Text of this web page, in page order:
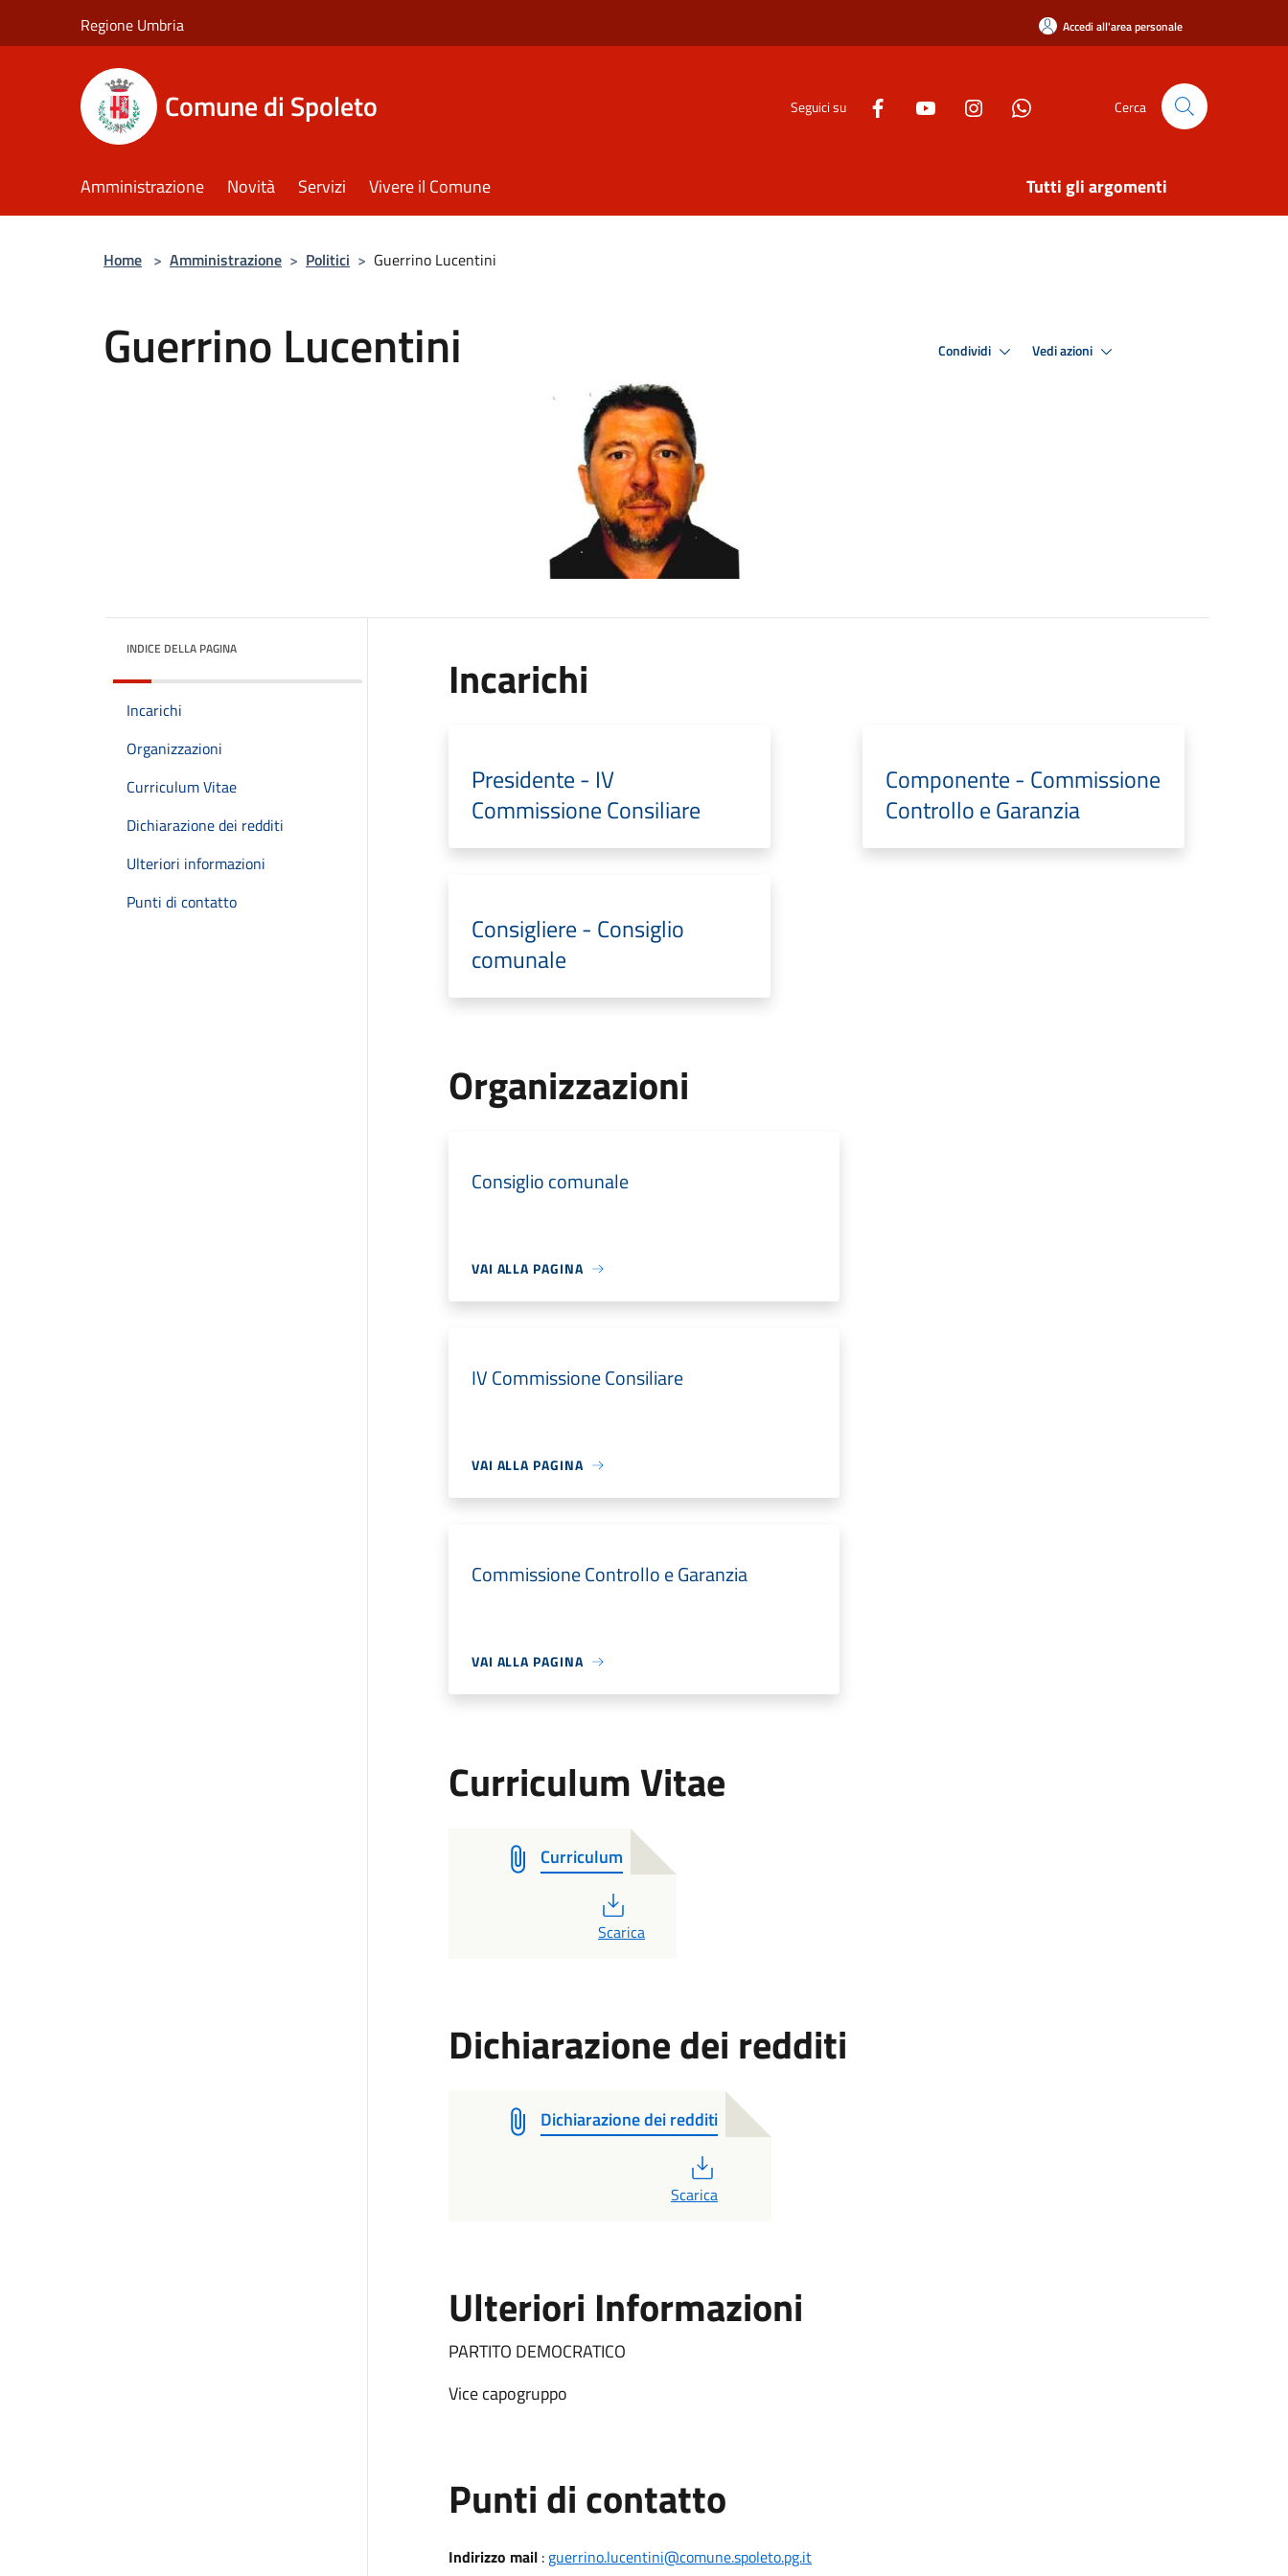
Regione Umbria Accedi all'area personale
Comune di Spoleto Seguici su Cerca
Amministrazione Novità Servizi Vivere il Comune Tutti gli argomenti
Home > Amministrazione > Politici > Guerrino Lucentini
Guerrino Lucentini Condividi Vedi azioni
INDICE DELLA PAGINA
Incarichi
Organizzazioni
Curriculum Vitae
Dichiarazione dei redditi
Ulteriori informazioni
Punti di contatto
Incarichi
Presidente - IV
Commissione Consiliare
Componente - Commissione
Controllo e Garanzia
Consigliere - Consiglio
comunale
Organizzazioni
Consiglio comunale
VAI ALLA PAGINA
IV Commissione Consiliare
VAI ALLA PAGINA
Commissione Controllo e Garanzia
VAI ALLA PAGINA
Curriculum Vitae
Curriculum
PDF
Scarica
Dichiarazione dei redditi
Dichiarazione dei redditi
Scarica
Ulteriori Informazioni
PARTITO DEMOCRATICO
Vice capogruppo
Punti di contatto
Indirizzo mail: guerrino.lucentini@comune.spoleto.pg.it